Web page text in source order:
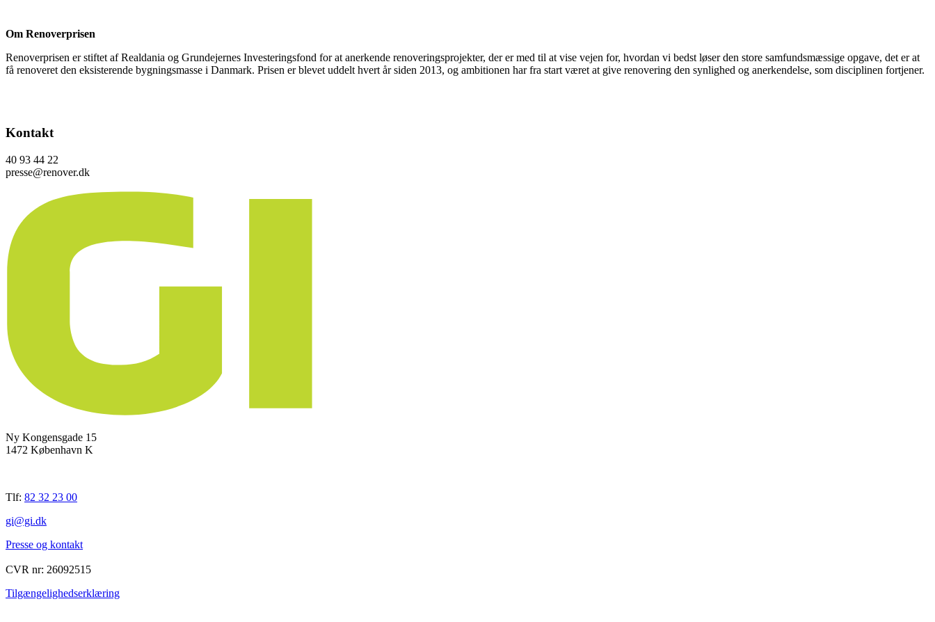
Om Renoverprisen
Renoverprisen er stiftet af Realdania og Grundejernes Investeringsfond for at anerkende renoveringsprojek­ter, der er med til at vise vejen for, hvordan vi bedst løser den store samfundsmæssige opgave, det er at
få renoveret den eksisterende bygningsmasse i Danmark. Prisen er blevet uddelt hvert år siden 2013, og ambi­tionen har fra start været at give renovering den synlighed og anerkendelse, som disciplinen fortjener.
Kontakt
40 93 44 22
presse@renover.dk
Ny Kongensgade 15
1472 København K
Tlf: 82 32 23 00
gi@gi.dk
Presse og kontakt
CVR nr: 26092515
Tilgængelighedserklæring